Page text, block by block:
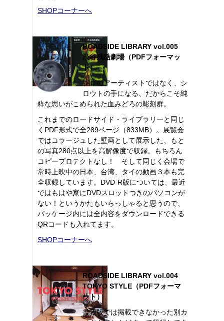
SHOPコーナーへ
ROADSIDE LIBRARY vol.005
渋谷残酷劇場（PDFフォーマッ
ト）
プロのアーティストではなく、シ
ロウトの手になる、だからこそ純
粋な思いがこめられた血みどろの彫刻群。
これまでのロードサイド・ライブラリーと同じ
くPDF形式で全289ページ（833MB）。展覧会
ではコラージュした壁画として展示した、もと
の写真280点以上を高解像度で収録。もちろん
コピープロテクトなし！ そして同じく会場で
常時上映中の日本、台湾、タイの動画３本も完
全収録しています。DVD-R版については、最近
ではもはや家にDVDスロットつきのパソコンが
ない！というかたもいらっしゃると思うので、
パッケージ内には全内容をダウンロードできる
QRコードも入れてます。
SHOPコーナーへ
ROADSIDE LIBRARY vol.004
TOKYO STYLE（PDFフォーマ
ット）
書籍版では掲載できなかった別カ